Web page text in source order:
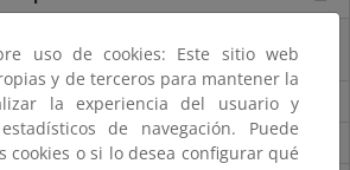
de AEE
ámbito RD RAEE en agosto 2018
2018
uso de cookies: Este sitio web
y de terceros para mantener la
la experiencia del usuario y
de navegación. Puede
cookies o si lo desea configurar qué